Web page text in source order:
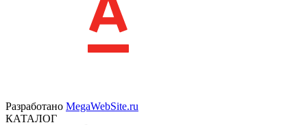
Разработано MegaWebSite.ru
КАТАЛОГ